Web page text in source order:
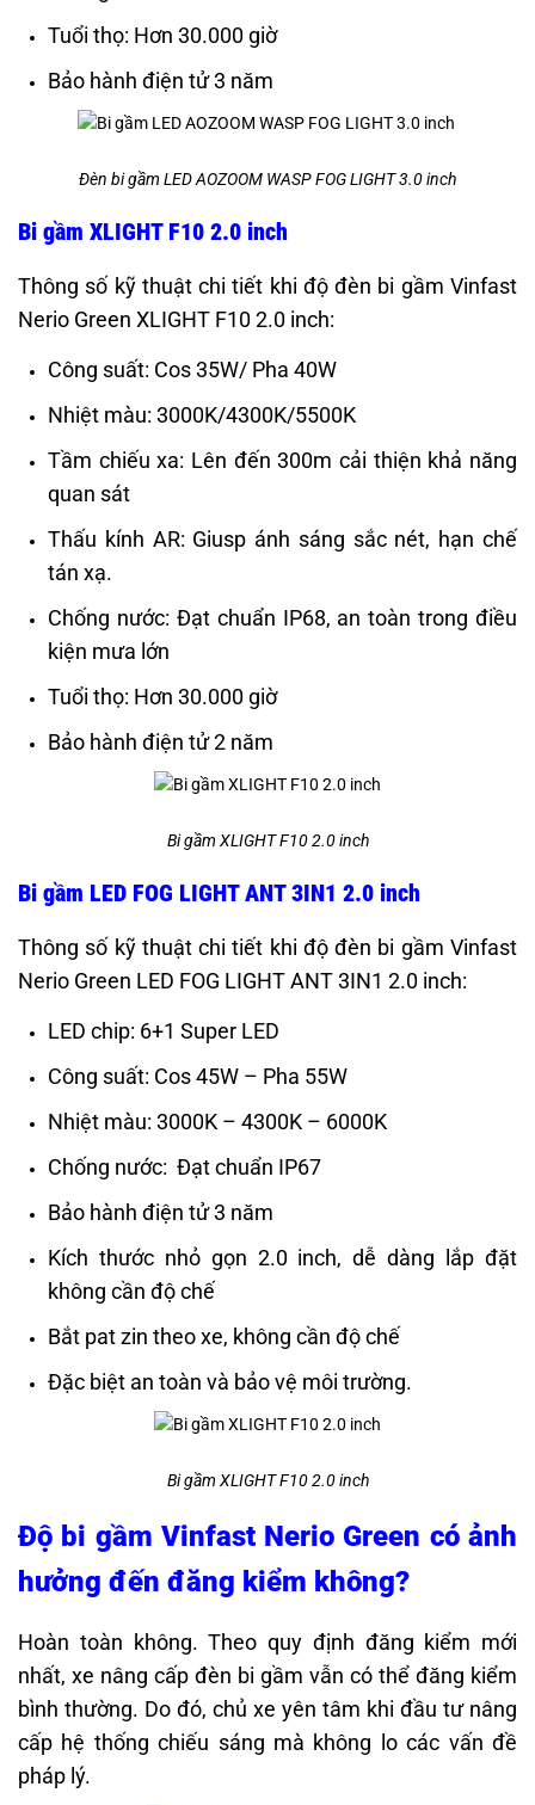
Tuổi thọ: Hơn 30.000 giờ
Bảo hành điện tử 3 năm
Đèn bi gầm LED AOZOOM WASP FOG LIGHT 3.0 inch
Bi gầm XLIGHT F10 2.0 inch
Thông số kỹ thuật chi tiết khi độ đèn bi gầm Vinfast
Nerio Green XLIGHT F10 2.0 inch:
Công suất: Cos 35W/ Pha 40W
Nhiệt màu: 3000K/4300K/5500K
Tầm chiếu xa: Lên đến 300m cải thiện khả năng
quan sát
Thấu kính AR: Giusp ánh sáng sắc nét, hạn chế
tán xạ.
Chống nước: Đạt chuẩn IP68, an toàn trong điều
kiện mưa lớn
Tuổi thọ: Hơn 30.000 giờ
Bảo hành điện tử 2 năm
Bi gầm XLIGHT F10 2.0 inch
Bi gầm LED FOG LIGHT ANT 3IN1 2.0 inch
Thông số kỹ thuật chi tiết khi độ đèn bi gầm Vinfast
Nerio Green LED FOG LIGHT ANT 3IN1 2.0 inch:
LED chip: 6+1 Super LED
Công suất: Cos 45W – Pha 55W
Nhiệt màu: 3000K – 4300K – 6000K
Chống nước: Đạt chuẩn IP67
Bảo hành điện tử 3 năm
Kích thước nhỏ gọn 2.0 inch, dễ dàng lắp đặt
không cần độ chế
Bắt pat zin theo xe, không cần độ chế
Đặc biệt an toàn và bảo vệ môi trường.
Bi gầm XLIGHT F10 2.0 inch
Độ bi gầm Vinfast Nerio Green có ảnh
hưởng đến đăng kiểm không?
Hoàn toàn không. Theo quy định đăng kiểm mới
nhất, xe nâng cấp đèn bi gầm vẫn có thể đăng kiểm
bình thường. Do đó, chủ xe yên tâm khi đầu tư nâng
cấp hệ thống chiếu sáng mà không lo các vấn đề
pháp lý.